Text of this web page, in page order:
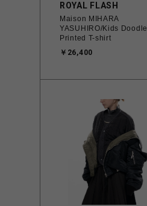
ROYAL FLASH
Maison MIHARA
YASUHIRO/Kids Doodle
Printed T-shirt
￥26,400